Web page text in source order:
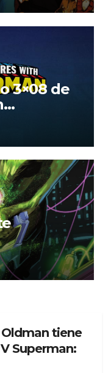
3×08 de
tiene
Superman: